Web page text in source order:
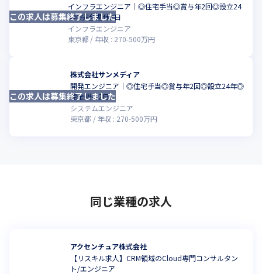
インフラエンジニア｜◎住宅手当◎賞与年2回◎設立24
年◎完全週休2日
インフラエンジニア
東京都
年収 : 270-500万円
この求人は募集終了しました
株式会社サンメディア
開発エンジニア｜◎住宅手当◎賞与年2回◎設立24年◎
完全週休2日
システムエンジニア
東京都
年収 : 270-500万円
この求人は募集終了しました
同じ業種の求人
アクセンチュア株式会社
【リスキル求人】CRM領域のCloud専門コンサルタン
ト/エンジニア